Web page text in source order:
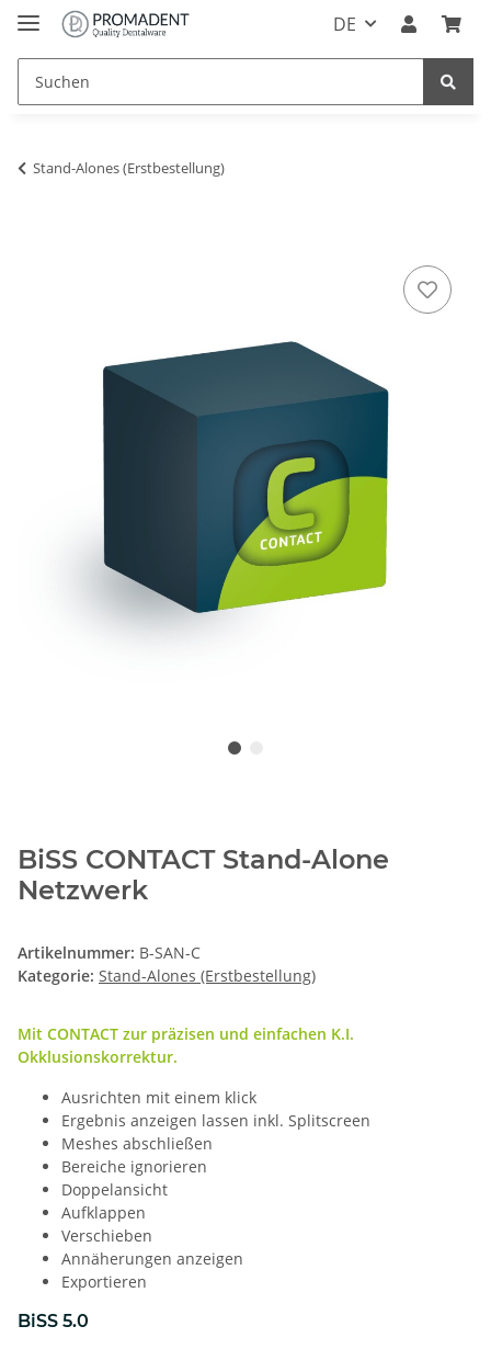
DE
Stand-Alones (Erstbestellung)
BiSS CONTACT Stand-Alone
Netzwerk
Artikelnummer: B-SAN-C
Kategorie: Stand-Alones (Erstbestellung)
Mit CONTACT zur präzisen und einfachen K.I.
Okklusionskorrektur.
Ausrichten mit einem klick
Ergebnis anzeigen lassen inkl. Splitscreen
Meshes abschließen
Bereiche ignorieren
Doppelansicht
Aufklappen
Verschieben
Annäherungen anzeigen
Exportieren
BiSS 5.0